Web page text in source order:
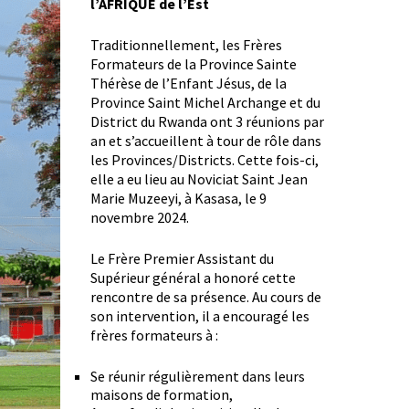
l’AFRIQUE de l’Est
Traditionnellement, les Frères
Formateurs de la Province Sainte
Thérèse de l’Enfant Jésus, de la
Province Saint Michel Archange et du
District du Rwanda ont 3 réunions par
an et s’accueillent à tour de rôle dans
les Provinces/Districts. Cette fois-ci,
elle a eu lieu au Noviciat Saint Jean
Marie Muzeeyi, à Kasasa, le 9
novembre 2024.
Le Frère Premier Assistant du
Supérieur général a honoré cette
rencontre de sa présence. Au cours de
son intervention, il a encouragé les
frères formateurs à :
Se réunir régulièrement dans leurs
maisons de formation,